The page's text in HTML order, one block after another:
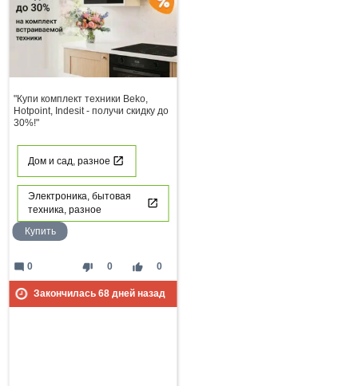
"Купи комплект техники Beko,
Hotpoint, Indesit - получи скидку до
30%!"
Дом и сад, разное
Электроника, бытовая
техника, разное
Купить
thumb_down 0 thumb_up 0
mode_comment 0
Закончилась 68дней назад